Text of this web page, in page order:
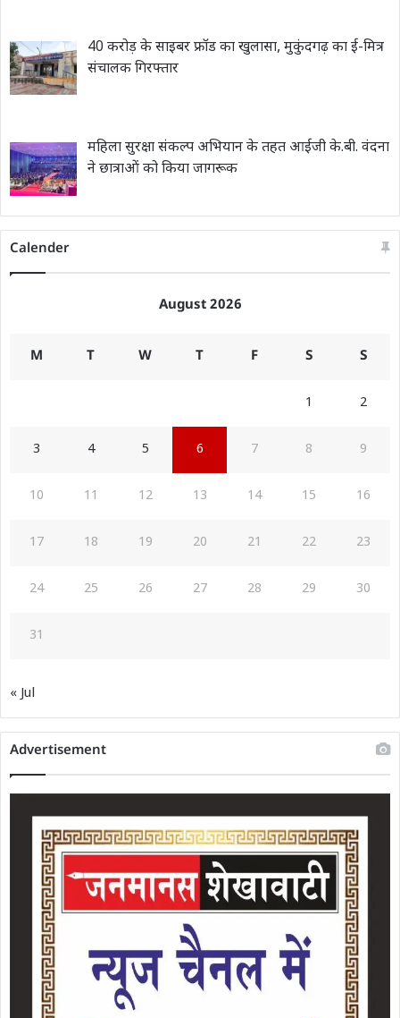
40 करोड़ के साइबर फ्रॉड का खुलासा, मुकुंदगढ़ का ई-मित्र
संचालक गिरफ्तार
महिला सुरक्षा संकल्प अभियान के तहत आईजी के.बी. वंदना
ने छात्राओं को किया जागरूक
Calender
August 2026
M T W T F S S
1 2
3 4 5 6 7 8 9
10 11 12 13 14 15 16
17 18 19 20 21 22 23
24 25 26 27 28 29 30
31
« Jul
Advertisement